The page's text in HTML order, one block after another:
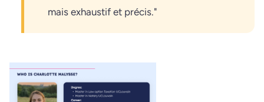
mais exhaustif et précis."